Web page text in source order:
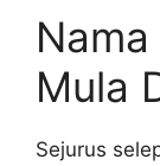
Mula
Sejurus